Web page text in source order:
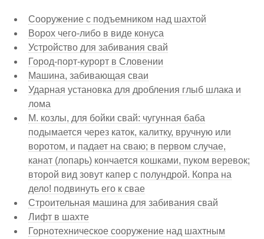
Сооружение с подъемником над шахтой
Ворох чего-либо в виде конуса
Устройство для забивания свай
Город-порт-курорт в Словении
Машина, забивающая сваи
Ударная установка для дробления глыб шлака и
лома
М. козлы, для бойки свай: чугунная баба
подымается через каток, калитку, вручную или
воротом, и падает на сваю; в первом случае,
канат (лопарь) кончается кошками, пуком веревок;
второй вид зовут капер с полундрой. Копра на
дело! подвинуть его к свае
Строительная машина для забивания свай
Лифт в шахте
Горнотехническое сооружение над шахтным